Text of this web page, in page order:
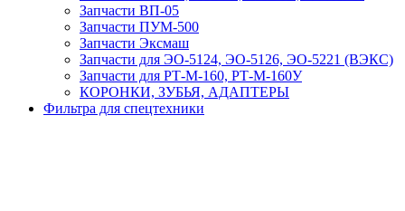
Запчасти ВП-05
Запчасти ПУМ-500
Запчасти Эксмаш
Запчасти для ЭО-5124, ЭО-5126, ЭО-5221 (ВЭКС)
Запчасти для РТ-М-160, РТ-М-160У
КОРОНКИ, ЗУБЬЯ, АДАПТЕРЫ
Фильтра для спецтехники